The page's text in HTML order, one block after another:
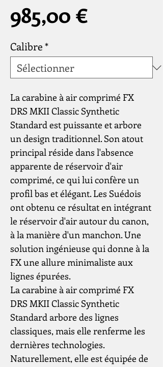
985,00 €
Calibre*
La carabine à air comprimé FX
DRS MKII Classic Synthetic
Standard est puissante et arbore
un design traditionnel. Son atout
principal réside dans l'absence
apparente de réservoir d'air
comprimé, ce qui lui confère un
profil bas et élégant. Les Suédois
ont obtenu ce résultat en intégrant
le réservoir d'air autour du canon,
à la manière d'un manchon. Une
solution ingénieuse qui donne à la
FX une allure minimaliste aux
lignes épurées.
La carabine à air comprimé FX
DRS MKII Classic Synthetic
Standard arbore des lignes
classiques, mais elle renferme les
dernières technologies.
Naturellement, elle est équipée de